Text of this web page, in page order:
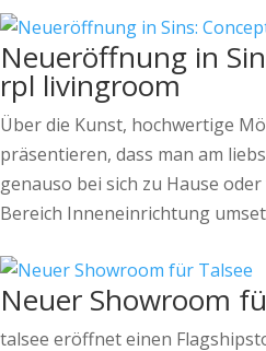
Neueröffnung in
rpl livingroom
Über die Kunst, hochwertige
präsentieren, dass man am
genauso bei sich zu Hause
Bereich Inneneinrichtung
Neuer Showroom
talsee eröffnet einen